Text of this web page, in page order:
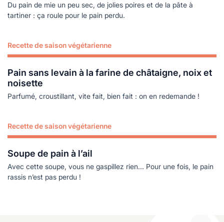
Du pain de mie un peu sec, de jolies poires et de la pâte à
tartiner : ça roule pour le pain perdu.
Recette de saison végétarienne
Pain sans levain à la farine de châtaigne, noix et
noisette
Parfumé, croustillant, vite fait, bien fait : on en redemande !
Lire plus
Recette de saison végétarienne
Soupe de pain à l’ail
Avec cette soupe, vous ne gaspillez rien... Pour une fois, le pain
rassis n’est pas perdu !
Lire plus